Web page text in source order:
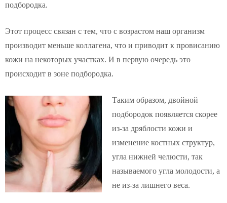
подбородка.
Этот процесс связан с тем, что с возрастом наш организм
производит меньше коллагена, что и приводит к провисанию
кожи на некоторых участках. И в первую очередь это
происходит в зоне подбородка.
Таким образом, двойной
подбородок появляется скорее
из-за дряблости кожи и
изменение костных структур,
угла нижней челюсти, так
называемого угла молодости, а
не из-за лишнего веса.